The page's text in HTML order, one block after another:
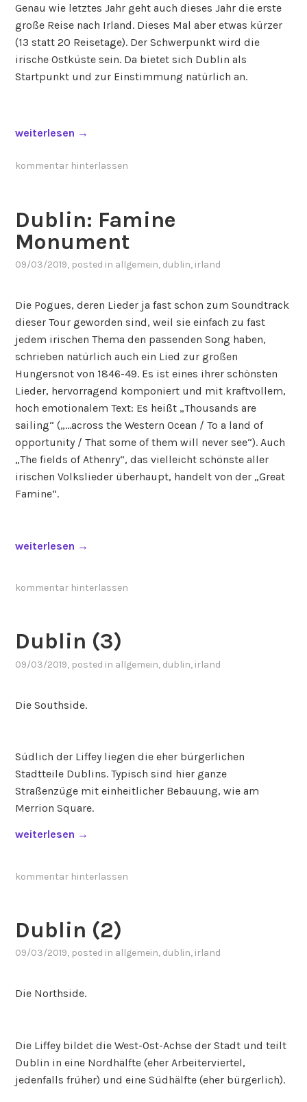
r
a
“
Genau wie letztes Jahr geht auch dieses Jahr die erste
große Reise nach Irland. Dieses Mal aber etwas kürzer
(13 statt 20 Reisetage). Der Schwerpunkt wird die
irische Ostküste sein. Da bietet sich Dublin als
Startpunkt und zur Einstimmung natürlich an.
„
u
n
“
weiterlesen →
kommentar hinterlassen
Dublin: Famine
Monument
09/03/2019, posted in allgemein, dublin, irland
Die Pogues, deren Lieder ja fast schon zum Soundtrack
dieser Tour geworden sind, weil sie einfach zu fast
jedem irischen Thema den passenden Song haben,
schrieben natürlich auch ein Lied zur großen
Hungersnot von 1846-49. Es ist eines ihrer schönsten
Lieder, hervorragend komponiert und mit kraftvollem,
hoch emotionalem Text: Es heißt „Thousands are
sailing“ („…across the Western Ocean / To a land of
opportunity / That some of them will never see“). Auch
„The fields of Athenry“, das vielleicht schönste aller
irischen Volkslieder überhaupt, handelt von der „Great
Famine“.
„
n
:
a
n
e
M
o
u
e
“
weiterlesen →
kommentar hinterlassen
Dublin (3)
09/03/2019, posted in allgemein, dublin, irland
Die Southside.
Südlich der Liffey liegen die eher bürgerlichen
Stadtteile Dublins. Typisch sind hier ganze
Straßenzüge mit einheitlicher Bebauung, wie am
Merrion Square.
„
n
(
)
weiterlesen →
kommentar hinterlassen
Dublin (2)
09/03/2019, posted in allgemein, dublin, irland
Die Northside.
Die Liffey bildet die West-Ost-Achse der Stadt und teilt
Dublin in eine Nordhälfte (eher Arbeiterviertel,
jedenfalls früher) und eine Südhälfte (eher bürgerlich).